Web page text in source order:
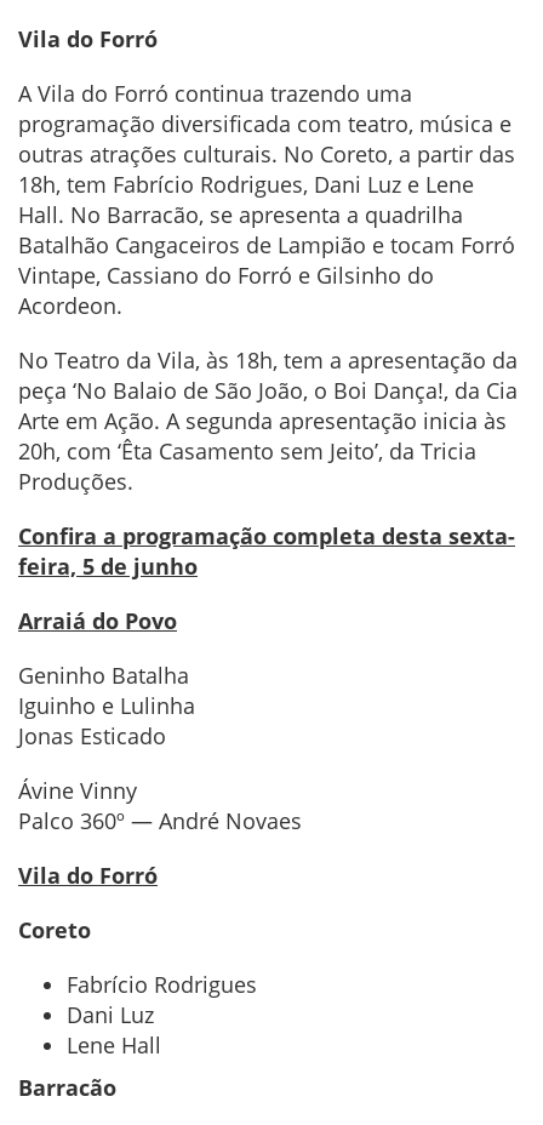
Vila do Forró
A Vila do Forró continua trazendo uma
programação diversificada com teatro, música e
outras atrações culturais. No Coreto, a partir das
18h, tem Fabrício Rodrigues, Dani Luz e Lene
Hall. No Barracão, se apresenta a quadrilha
Batalhão Cangaceiros de Lampião e tocam Forró
Vintape, Cassiano do Forró e Gilsinho do
Acordeon.
No Teatro da Vila, às 18h, tem a apresentação da
peça ‘No Balaio de São João, o Boi Dança!, da Cia
Arte em Ação. A segunda apresentação inicia às
20h, com ‘Êta Casamento sem Jeito’, da Tricia
Produções.
Confira a programação completa desta sexta-
feira, 5 de junho
Arraiá do Povo
Geninho Batalha
Iguinho e Lulinha
Jonas Esticado
Ávine Vinny
Palco 360º — André Novaes
Vila do Forró
Coreto
Fabrício Rodrigues
Dani Luz
Lene Hall
Barracão